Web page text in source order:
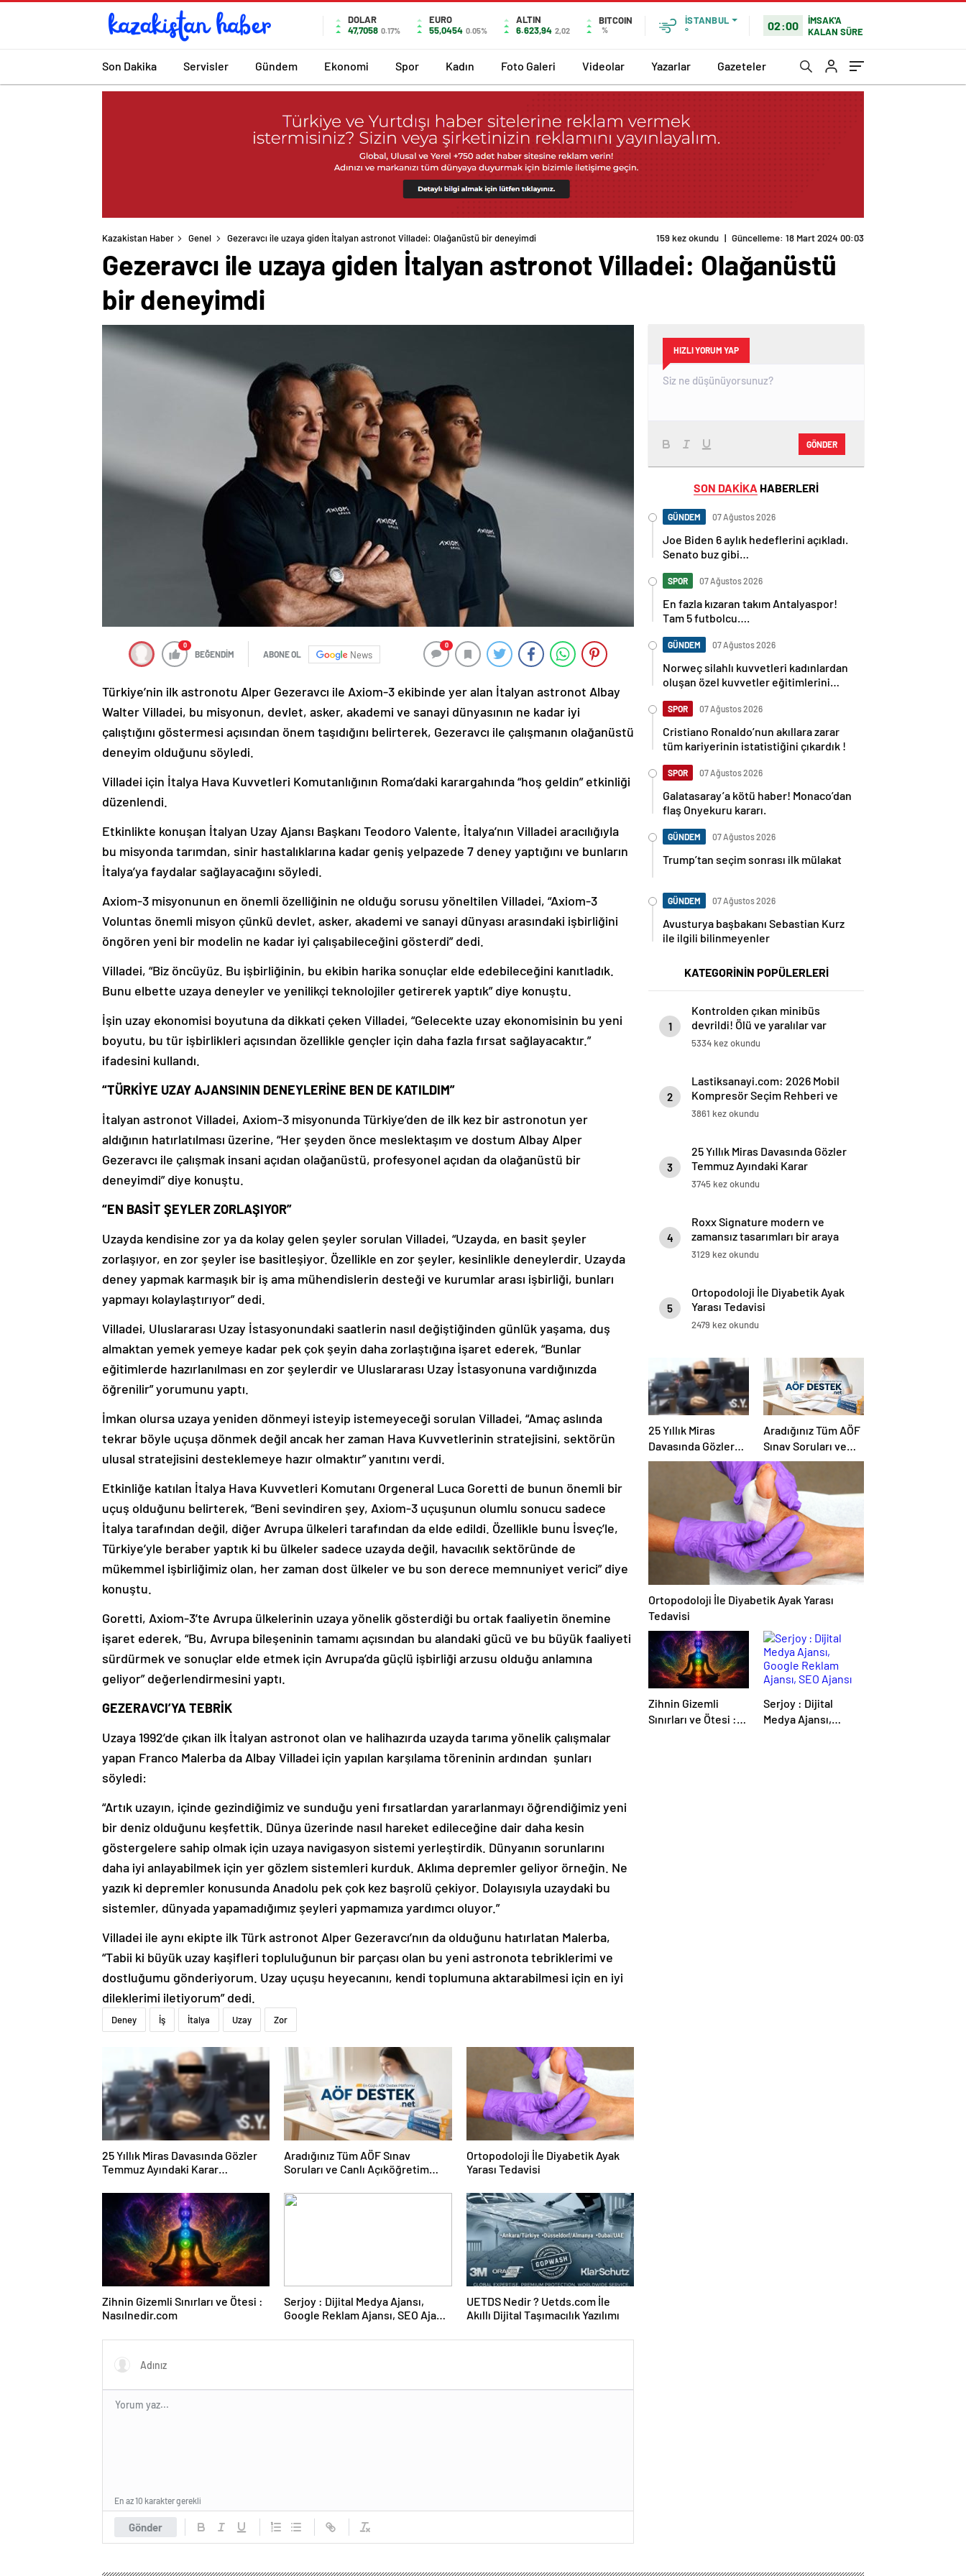
DOLAR
47,7058 0.17%
EURO
55,0454 0.05%
ALTIN
6.623,94 2,02
BITCOIN
%
İSTANBUL
°
02:00
İMSAK'A
KALAN SÜRE
Son Dakika Servisler Gündem Ekonomi Spor Kadın Foto Galeri Videolar Yazarlar Gazeteler
Kazakistan Haber Genel Gezeravcı ile uzaya giden İtalyan astronot Villadei: Olağanüstü bir deneyimdi 159 kez okundu | Güncelleme: 18 Mart 2024 00:03
Gezeravcı ile uzaya giden İtalyan astronot Villadei: Olağanüstü
bir deneyimdi
0
BEĞENDİM ABONE OL News
0
Türkiye’nin ilk astronotu Alper Gezeravcı ile Axiom-3 ekibinde yer alan İtalyan astronot Albay
Walter Villadei, bu misyonun, devlet, asker, akademi ve sanayi dünyasının ne kadar iyi
çalıştığını göstermesi açısından önem taşıdığını belirterek, Gezeravcı ile çalışmanın olağanüstü
deneyim olduğunu söyledi.
Villadei için İtalya Hava Kuvvetleri Komutanlığının Roma’daki karargahında “hoş geldin” etkinliği
düzenlendi.
Etkinlikte konuşan İtalyan Uzay Ajansı Başkanı Teodoro Valente, İtalya’nın Villadei aracılığıyla
bu misyonda tarımdan, sinir hastalıklarına kadar geniş yelpazede 7 deney yaptığını ve bunların
İtalya’ya faydalar sağlayacağını söyledi.
Axiom-3 misyonunun en önemli özelliğinin ne olduğu sorusu yöneltilen Villadei, “Axiom-3
Voluntas önemli misyon çünkü devlet, asker, akademi ve sanayi dünyası arasındaki işbirliğini
öngören yeni bir modelin ne kadar iyi çalışabileceğini gösterdi” dedi.
Villadei, “Biz öncüyüz. Bu işbirliğinin, bu ekibin harika sonuçlar elde edebileceğini kanıtladık.
Bunu elbette uzaya deneyler ve yenilikçi teknolojiler getirerek yaptık” diye konuştu.
İşin uzay ekonomisi boyutuna da dikkati çeken Villadei, “Gelecekte uzay ekonomisinin bu yeni
boyutu, bu tür işbirlikleri açısından özellikle gençler için daha fazla fırsat sağlayacaktır.”
ifadesini kullandı.
“TÜRKİYE UZAY AJANSININ DENEYLERİNE BEN DE KATILDIM”
İtalyan astronot Villadei, Axiom-3 misyonunda Türkiye’den de ilk kez bir astronotun yer
aldığının hatırlatılması üzerine, “Her şeyden önce meslektaşım ve dostum Albay Alper
Gezeravcı ile çalışmak insani açıdan olağanüstü, profesyonel açıdan da olağanüstü bir
deneyimdi” diye konuştu.
“EN BASİT ŞEYLER ZORLAŞIYOR”
Uzayda kendisine zor ya da kolay gelen şeyler sorulan Villadei, “Uzayda, en basit şeyler
zorlaşıyor, en zor şeyler ise basitleşiyor. Özellikle en zor şeyler, kesinlikle deneylerdir. Uzayda
deney yapmak karmaşık bir iş ama mühendislerin desteği ve kurumlar arası işbirliği, bunları
yapmayı kolaylaştırıyor” dedi.
Villadei, Uluslararası Uzay İstasyonundaki saatlerin nasıl değiştiğinden günlük yaşama, duş
almaktan yemek yemeye kadar pek çok şeyin daha zorlaştığına işaret ederek, “Bunlar
eğitimlerde hazırlanılması en zor şeylerdir ve Uluslararası Uzay İstasyonuna vardığınızda
öğrenilir” yorumunu yaptı.
İmkan olursa uzaya yeniden dönmeyi isteyip istemeyeceği sorulan Villadei, “Amaç aslında
tekrar böyle uçuşa dönmek değil ancak her zaman Hava Kuvvetlerinin stratejisini, sektörün
ulusal stratejisini desteklemeye hazır olmaktır” yanıtını verdi.
Etkinliğe katılan İtalya Hava Kuvvetleri Komutanı Orgeneral Luca Goretti de bunun önemli bir
uçuş olduğunu belirterek, “Beni sevindiren şey, Axiom-3 uçuşunun olumlu sonucu sadece
İtalya tarafından değil, diğer Avrupa ülkeleri tarafından da elde edildi. Özellikle bunu İsveç’le,
Türkiye’yle beraber yaptık ki bu ülkeler sadece uzayda değil, havacılık sektöründe de
mükemmel işbirliğimiz olan, her zaman dost ülkeler ve bu son derece memnuniyet verici” diye
konuştu.
Goretti, Axiom-3’te Avrupa ülkelerinin uzaya yönelik gösterdiği bu ortak faaliyetin önemine
işaret ederek, “Bu, Avrupa bileşeninin tamamı açısından bu alandaki gücü ve bu büyük faaliyeti
sürdürmek ve sonuçlar elde etmek için Avrupa’da güçlü işbirliği arzusu olduğu anlamına
geliyor” değerlendirmesini yaptı.
GEZERAVCI’YA TEBRİK
Uzaya 1992’de çıkan ilk İtalyan astronot olan ve halihazırda uzayda tarıma yönelik çalışmalar
yapan Franco Malerba da Albay Villadei için yapılan karşılama töreninin ardından şunları
söyledi:
“Artık uzayın, içinde gezindiğimiz ve sunduğu yeni fırsatlardan yararlanmayı öğrendiğimiz yeni
bir deniz olduğunu keşfettik. Dünya üzerinde nasıl hareket edileceğine dair daha kesin
göstergelere sahip olmak için uzaya navigasyon sistemi yerleştirdik. Dünyanın sorunlarını
daha iyi anlayabilmek için yer gözlem sistemleri kurduk. Aklıma depremler geliyor örneğin. Ne
yazık ki depremler konusunda Anadolu pek çok kez başrolü çekiyor. Dolayısıyla uzaydaki bu
sistemler, dünyada yapamadığımız şeyleri yapmamıza yardımcı oluyor.”
Villadei ile aynı ekipte ilk Türk astronot Alper Gezeravcı’nın da olduğunu hatırlatan Malerba,
“Tabii ki büyük uzay kaşifleri topluluğunun bir parçası olan bu yeni astronota tebriklerimi ve
dostluğumu gönderiyorum. Uzay uçuşu heyecanını, kendi toplumuna aktarabilmesi için en iyi
dileklerimi iletiyorum” dedi.
Deney İş İtalya Uzay Zor
25 Yıllık Miras Davasında Gözler
Temmuz Ayındaki Karar
Aradığınız Tüm AÖF Sınav
Soruları ve Canlı Açıköğretim
Ortopodoloji İle Diyabetik Ayak
Yarası Tedavisi
Zihnin Gizemli Sınırları ve Ötesi :
Nasılnedir.com
Serjoy : Dijital Medya Ajansı,
Google Reklam Ajansı, SEO Ajansı
UETDS Nedir ? Uetds.com İle
Akıllı Dijital Taşımacılık Yazılımı
Gönder
En az 10 karakter gerekli
HIZLI YORUM YAP
GÖNDER
SON DAKİKA HABERLERİ
GÜNDEM 07 Ağustos 2026
Joe Biden 6 aylık hedeflerini açıkladı.
Senato buz gibi…
SPOR 07 Ağustos 2026
En fazla kızaran takım Antalyaspor!
Tam 5 futbolcu….
GÜNDEM 07 Ağustos 2026
Norweç silahlı kuvvetleri kadınlardan
oluşan özel kuvvetler eğitimlerini
SPOR 07 Ağustos 2026
Cristiano Ronaldo’nun akıllara zarar
tüm kariyerinin istatistiğini çıkardık !
SPOR 07 Ağustos 2026
Galatasaray’a kötü haber! Monaco’dan
flaş Onyekuru kararı.
GÜNDEM 07 Ağustos 2026
Trump’tan seçim sonrası ilk mülakat
GÜNDEM 07 Ağustos 2026
Avusturya başbakanı Sebastian Kurz
ile ilgili bilinmeyenler
KATEGORİNİN POPÜLERLERİ
1
Kontrolden çıkan minibüs
devrildi! Ölü ve yaralılar var
5334 kez okundu
2
Lastiksanayi.com: 2026 Mobil
Kompresör Seçim Rehberi ve
Verimlilik Analizi
3861 kez okundu
3
25 Yıllık Miras Davasında Gözler
Temmuz Ayındaki Karar
Duruşmasına Çevrildi
3745 kez okundu
4
Roxx Signature modern ve
zamansız tasarımları bir araya
getiriyor
3129 kez okundu
5
Ortopodoloji İle Diyabetik Ayak
Yarası Tedavisi
2479 kez okundu
25 Yıllık Miras
Davasında Gözler
Temmuz Ayındaki
Karar Duruşmasına
Aradığınız Tüm AÖF
Sınav Soruları ve
Canlı Açıköğretim
Forumu Burada
Ortopodoloji İle Diyabetik Ayak Yarası
Tedavisi
Zihnin Gizemli
Sınırları ve Ötesi :
Serjoy : Dijital
Medya Ajansı,